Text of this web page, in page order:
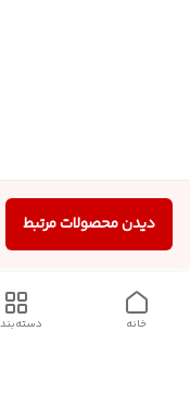
دیدن محصولات مرتبط
خانه